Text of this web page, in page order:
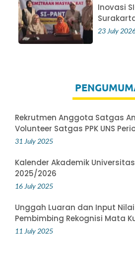
Inovasi
23 July
Rekrutmen Anggota Satgas
Volunteer Satgas PPK UNS
31 July 2025
Kalender Akademik
2025/2026
16 July 2025
Unggah Luaran dan Input
Pembimbing Rekognisi Mata
11 July 2025